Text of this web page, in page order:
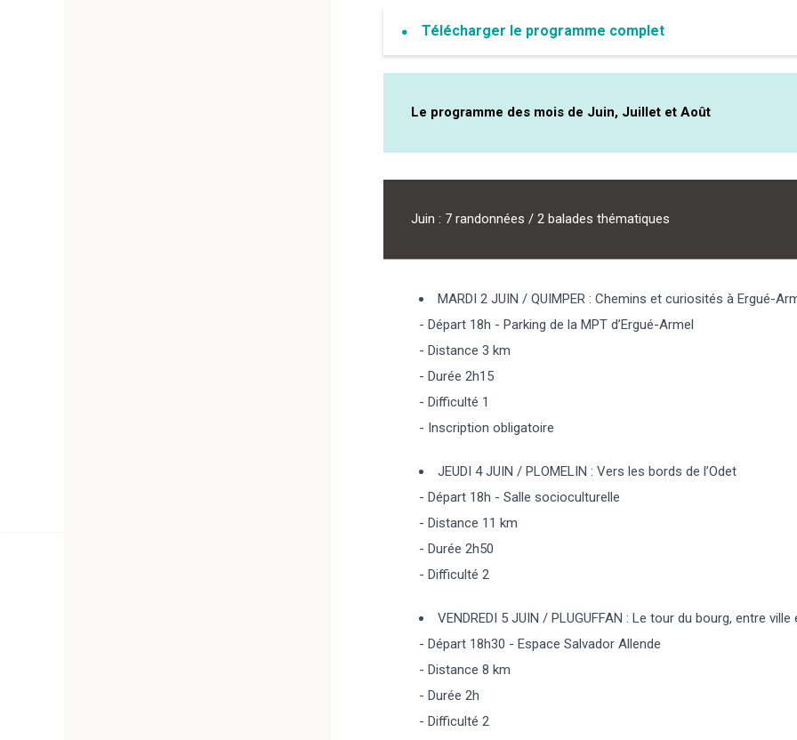
Télécharger le programme complet
Le programme des mois de Juin, Juillet et Août
Juin : 7 randonnées / 2 balades thématiques
MARDI 2 JUIN / QUIMPER : Chemins et curiosités à Ergué-
- Départ 18h - Parking de la MPT d’Ergué-Armel
- Distance 3 km
- Durée 2h15
- Difficulté 1
- Inscription obligatoire
JEUDI 4 JUIN / PLOMELIN : Vers les bords de l’Odet
- Départ 18h - Salle socioculturelle
- Distance 11 km
- Durée 2h50
- Difficulté 2
VENDREDI 5 JUIN / PLUGUFFAN : Le tour du bourg, entre
- Départ 18h30 - Espace Salvador Allende
- Distance 8 km
- Durée 2h
- Difficulté 2